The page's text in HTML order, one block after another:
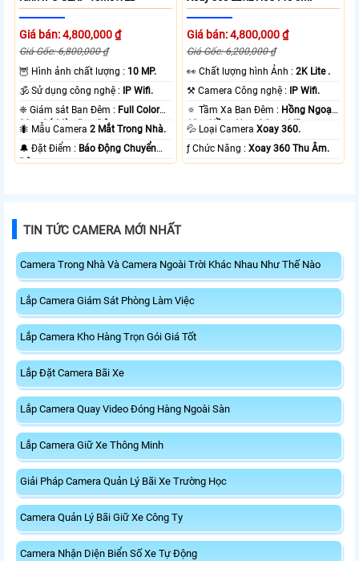
Giá bán: 4,800,000 ₫
Giá Gốc: 6,800,000 ₫
🦉 Hình ảnh chất lượng : 10 MP.
🕉️ Sử dụng công nghệ :
IP Wifi.
❈ Giám sát Ban Đêm : Full Color
20m Có Màu Ban Ðêm.
🐜 Mẫu Camera2 Mắt Trong Nhà.
️🔔 Đặt Điểm : Báo Động Chuyển
Động.
Giá bán: 4,800,000 ₫
Giá Gốc: 6,200,000 ₫
️👀 Chất lượng hình Ảnh :2K Lite .
⚒ Camera Công nghệ :
IP Wifi.
🔅 Tầm Xa Ban Đêm : Hồng Ngoại
10m Hồng Ngoại Smart IR.
💦 Loại CameraXoay 360.
️ƒ Chức Năng :Xoay 360 Thu Âm.
TIN TỨC CAMERA MỚI NHẤT
Camera Trong Nhà Và Camera Ngoài Trời Khác Nhau Như Thế Nào
Lắp Camera Giám Sát Phòng Làm Việc
Lắp Camera Kho Hàng Trọn Gói Giá Tốt
Lắp Đặt Camera Bãi Xe
Lắp Camera Quay Video Đóng Hàng Ngoài Sàn
Lắp Camera Giữ Xe Thông Minh
Giải Pháp Camera Quản Lý Bãi Xe Trường Học
Camera Quản Lý Bãi Giữ Xe Công Ty
Camera Nhận Diện Biển Số Xe Tự Động